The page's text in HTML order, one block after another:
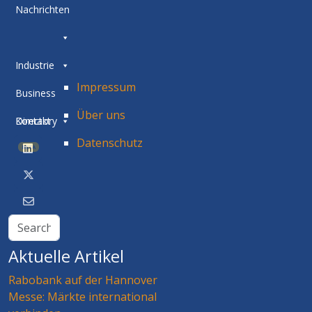
Nachrichten
Industrie
Business
Directory
BETA
Kontakt
Impressum
Über uns
Datenschutz
Aktuelle Artikel
Rabobank auf der Hannover
Messe: Märkte international